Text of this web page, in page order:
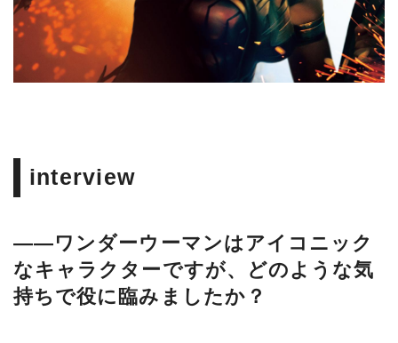
interview
――ワンダーウーマンはアイコニック
なキャラクターですが、どのような気
持ちで役に臨みましたか？